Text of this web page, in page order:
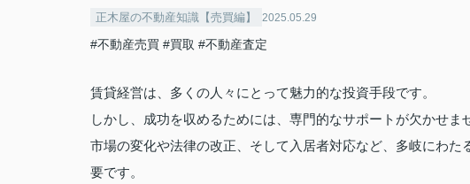
正木屋の不動産知識【売買編】 2025.05.29
#不動産売買 #買取 #不動産査定
賃貸経営は、多くの人々にとって魅力的な投資手段です。
しかし、成功を収めるためには、専門的なサポートが欠かせま
市場の変化や法律の改正、そして入居者対応など、多岐にわ
要です。